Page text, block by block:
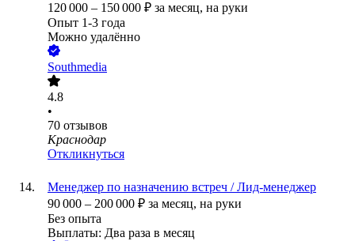
120 000 – 150 000 ₽ за месяц, на руки
Опыт 1-3 года
Можно удалённо
Southmedia
4.8
•
70 отзывов
Краснодар
Откликнуться
Менеджер по назначению встреч / Лид-менеджер
90 000 – 200 000 ₽ за месяц, на руки
Без опыта
Выплаты: Два раза в месяц